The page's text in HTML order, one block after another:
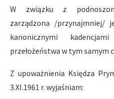
W związku z
zarządzona /przynajmniej/
kanonicznymi
przełożeństwa w tym samym
Z upoważnienia Księdza
3.XI.1961 r. wyjaśniam: